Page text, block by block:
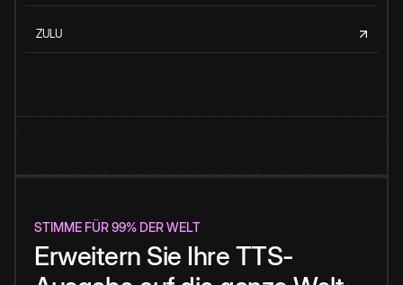
ZULU
STIMME FÜR 99% DER WELT
Erweitern Sie Ihre TTS-